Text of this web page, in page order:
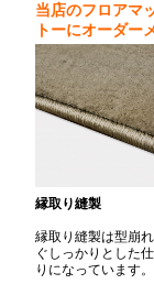
当店のフロアマ
トーにオーダー
縁取り縫製
縁取り縫製は型崩
ぐしっかりとした
りになっています。